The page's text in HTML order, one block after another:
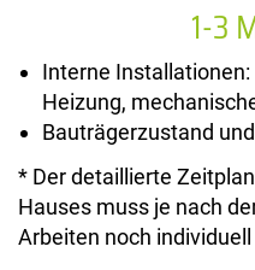
1-3
Interne
Heizung,
Bauträgerzustand
* Der detaillierte
Hauses muss je nach
Arbeiten noch